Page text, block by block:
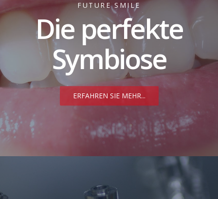
FUTURE SMILE
Die perfekte
Symbiose
ERFAHREN SIE MEHR...